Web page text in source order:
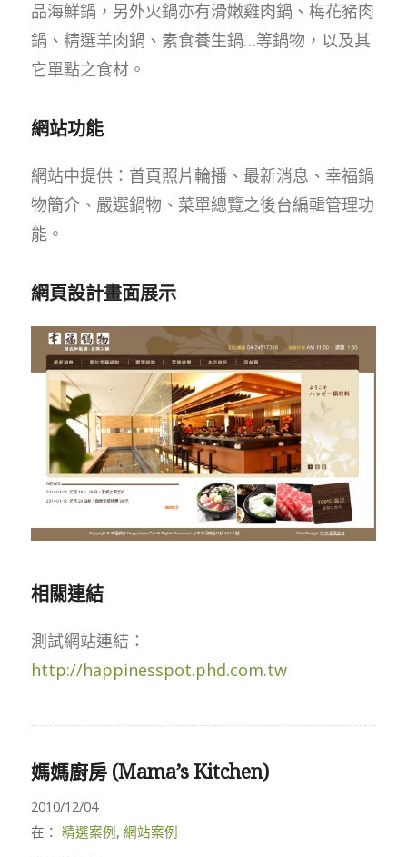
品海鮮鍋，另外火鍋亦有滑嫩雞肉鍋、梅花豬肉
鍋、精選羊肉鍋、素食養生鍋…等鍋物，以及其
它單點之食材。
網站功能
網站中提供：首頁照片輪播、最新消息、幸福鍋
物簡介、嚴選鍋物、菜單總覽之後台編輯管理功
能。
網頁設計畫面展示
相關連結
測試網站連結：
http://happinesspot.phd.com.tw
媽媽廚房 (Mama’s Kitchen)
2010/12/04
在： 精選案例, 網站案例